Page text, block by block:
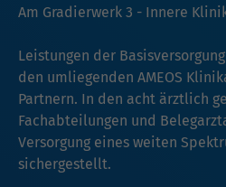
Am Gradierwerk 3 - Innere
Leistungen der
den umliegenden AMEOS
Partnern. In den acht ärztlich
Fachabteilungen und
Versorgung eines weiten
sichergestellt.